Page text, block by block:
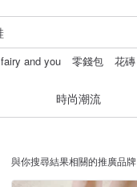
fairy and you 零錢包 花磚
時尚潮流
與你搜尋結果相關的推廣品牌